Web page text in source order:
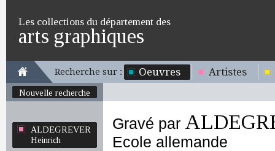
Les collections du département des
arts graphiques
Recherche sur : Oeuvres Artistes
Nouvelle recherche
ALDEGREVER
Heinrich
Gravé par
Ecole allemande